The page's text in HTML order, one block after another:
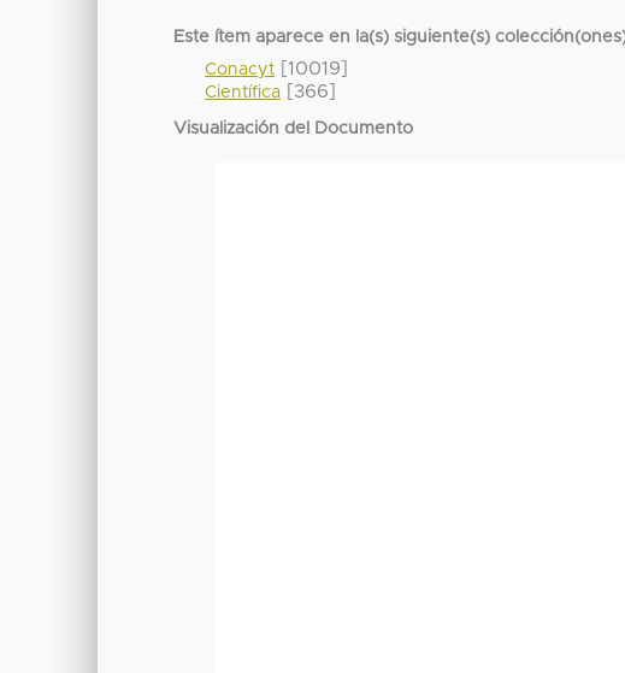
Este ítem aparece en la(s) siguiente(s)
Conacyt [10019]
Científica [366]
Visualización del Documento